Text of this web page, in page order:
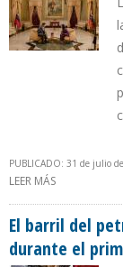
PUBLICADO: 31 de julio
LEER MÁS
RODRÍGUEZ
El barril del
durante el